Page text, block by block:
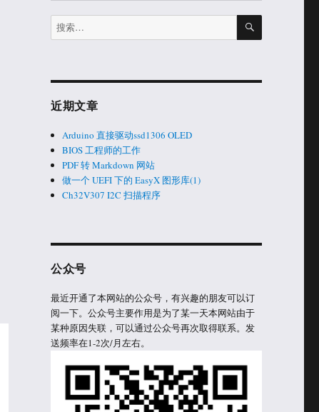
搜
索：
搜
近期文章
Arduino 直接驱动ssd1306 OLED
BIOS 工程师的工作
PDF 转 Markdown 网站
做一个 UEFI 下的 EasyX 图形库(1)
Ch32V307 I2C 扫描程序
公众号
最近开通了本网站的公众号，有兴趣的朋友可以订
阅一下。公众号主要作用是为了某一天本网站由于
某种原因失联，可以通过公众号再次取得联系。发
送频率在1-2次/月左右。